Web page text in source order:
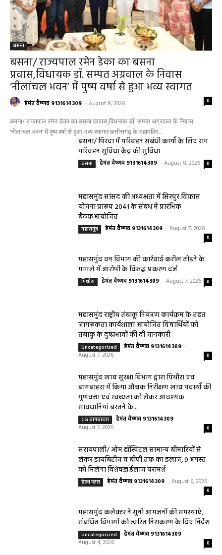
महासमुंद मातृ एवं शिशु मृत्यु दर में कमी लाने जिला
स्तरीय समीक्षा बैठक आयोजित
महासमुंद हेमंत वैष्णव 9131614309 - August 3, 2026
बसना/ संतान प्राप्ति से जुड़ी समस्याओं का मिलेगा
आधुनिक इलाज, 4 अगस्त को विशेष परामर्श शिविर
बसना हेमंत वैष्णव 9131614309 - August 2, 2026
हेल्थ प्लस
सरायपाली/ ओम हॉस्पिटल सामान्य बीमारियों से
लेकर डायबिटीज व बीपी तक का इलाज, 9 अगस्त
को मिलेगा विशेषज्ञ ईलाज परामर्श
August 6, 2026
9 अगस्त को सरायपाली के ओम हॉस्पिटल में जनरल मेडिसिन विशेषज्ञ डॉ. एस. कुमार देंगे
बसना/ संतान प्राप्ति से जुड़ी समस्याओं का मिलेगा
आधुनिक इलाज, 4 अगस्त को विशेष परामर्श शिविर
August 2, 2026
सरायपाली/ ओम हॉस्पिटल में 4 अगस्त को बाल रोग
विशेषज्ञ की ओपीडी, आयुष्मान से भी मिलेगा इलाज
August 2, 2026
लिवर की जांच, चिवराकुटा में फाइब्रो स्कैन कैंप
चिवराकुटा में 2 अगस्त को लगेगा अत्याधुनिक
फाइब्रो स्कैन...
August 1, 2026